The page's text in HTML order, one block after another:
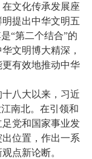
文化传承发展座
提出中华文明五
“第二个结合”的
文明博大精深，
有效地推动中华
八大以来，习近
南北。在引领和
党和国家事业发
位置，作出一系
点新论断。